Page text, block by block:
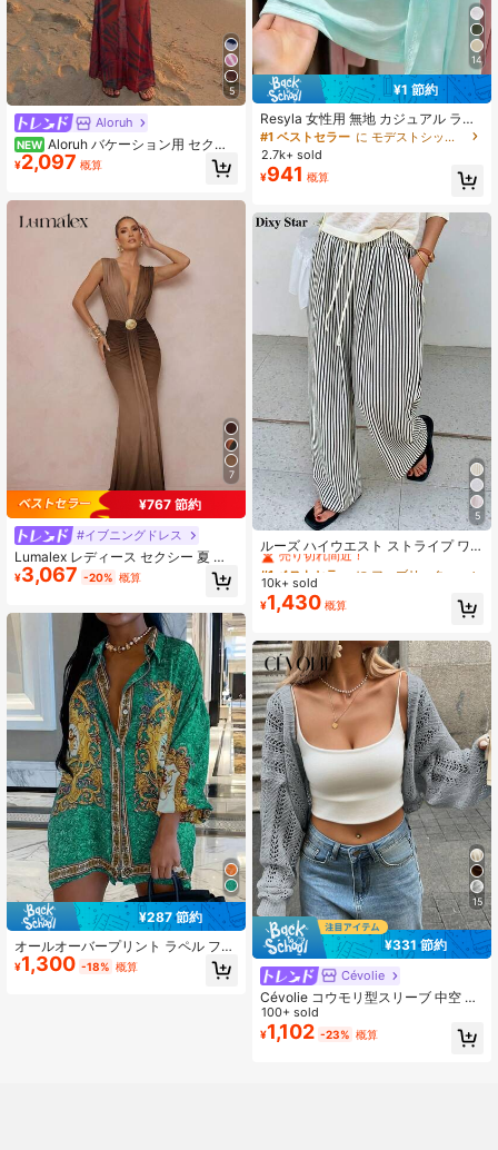
5
Aloruh
NEW Aloruh バケーション用 セクシ
ーなレオパード柄 バックレスドレス
¥2,097 概算
7
¥767 節約
#イブニングドレス
Lumalex レディース セクシー 夏 ビ
ーチ バケーションスタイル グラデー
ションカラー 深Vネック メタル装飾
ルヘム ドレス
¥3,067 -20% 概算
¥287 節約
オールオーバープリント ラペル フロ
ントボタン カジュアル バケーション
シャツ 春 エレガント
¥1,300 -18% 概算
14
¥1 節約
Resyla 女性用 無地 カジュアル ライ
トウェイト カーディガン、春夏用
#1 ベストセラー
に モデストシック レディースニットウェア
2.7k+ sold
¥941 概算
5
ルーズ ハイウエスト ストライプ ワ
イドレッグパンツ、ドローストリン
グ ウエスト、多用途 (ストライプパ
ターンランダム) 春、エフォートレス
スタイル
#1 ベストセラー
に ファブリック 生地を使ったカジュアルパンツ
売り切れ間近！
#1 ベストセラー
売り切れ間近！
#1 ベストセラー
売り切れ間近！
#1 ベストセラー
に ファブリック 生地を使ったカジュアルパンツ
10k+ sold
¥1,430 概算
15
¥331 節約
Cévolie
Cévolie コウモリ型スリーブ 中空 軽
量ニットカーディガン
100+ sold
¥1,102 -23% 概算